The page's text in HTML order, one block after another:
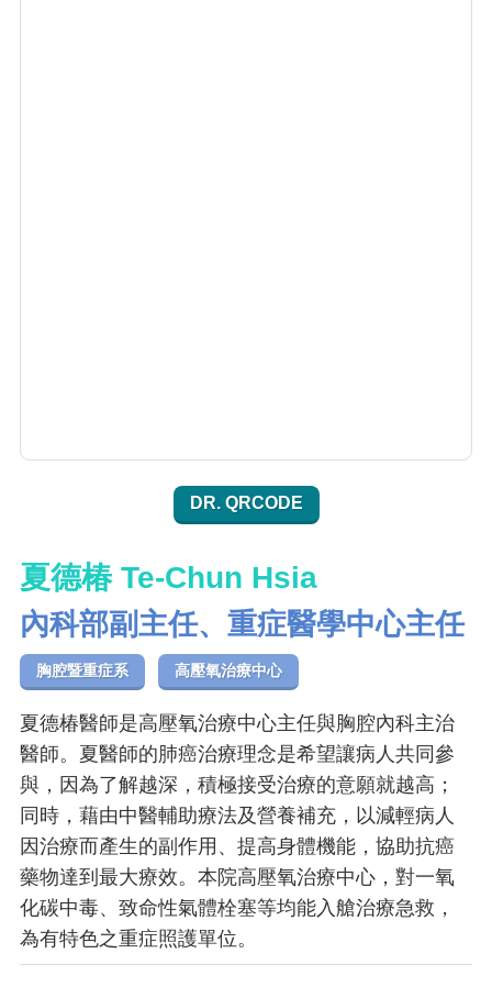
DR. QRCODE
夏德椿 Te-Chun Hsia
內科部副主任、重症醫學中心主任
胸腔暨重症系 高壓氧治療中心
夏德椿醫師是高壓氧治療中心主任與胸腔內科主治
醫師。夏醫師的肺癌治療理念是希望讓病人共同參
與，因為了解越深，積極接受治療的意願就越高；
同時，藉由中醫輔助療法及營養補充，以減輕病人
因治療而產生的副作用、提高身體機能，協助抗癌
藥物達到最大療效。本院高壓氧治療中心，對一氧
化碳中毒、致命性氣體栓塞等均能入艙治療急救，
為有特色之重症照護單位。